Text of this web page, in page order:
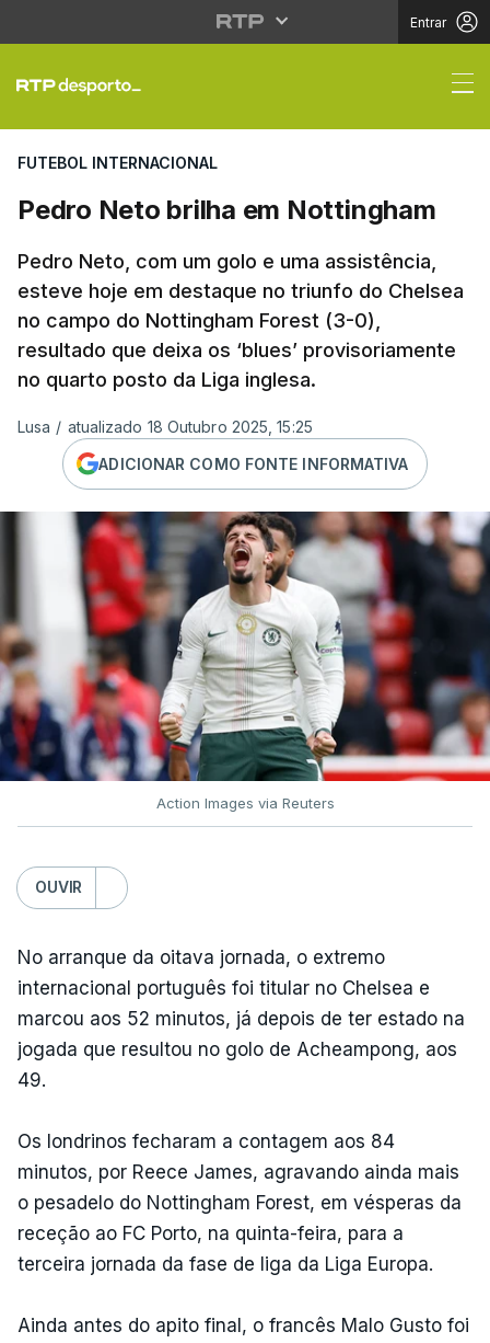
Entrar
Pedro Neto brilha em
FUTEBOL INTERNACIONAL
Pedro Neto brilha em Nottingham
Pedro Neto, com um golo e uma assistência,
esteve hoje em destaque no triunfo do Chelsea
no campo do Nottingham Forest (3-0),
resultado que deixa os ‘blues’ provisoriamente
no quarto posto da Liga inglesa.
Lusa / atualizado 18 Outubro 2025, 15:25
ADICIONAR COMO FONTE INFORMATIVA
Action Images via Reuters
OUVIR
No arranque da oitava jornada, o extremo
internacional português foi titular no Chelsea e
marcou aos 52 minutos, já depois de ter estado na
jogada que resultou no golo de Acheampong, aos
49.
Os londrinos fecharam a contagem aos 84
minutos, por Reece James, agravando ainda mais
o pesadelo do Nottingham Forest, em vésperas da
receção ao FC Porto, na quinta-feira, para a
terceira jornada da fase de liga da Liga Europa.
Ainda antes do apito final, o francês Malo Gusto foi